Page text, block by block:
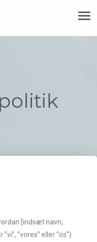
[indsæt navn,
”vores” eller ”os”)